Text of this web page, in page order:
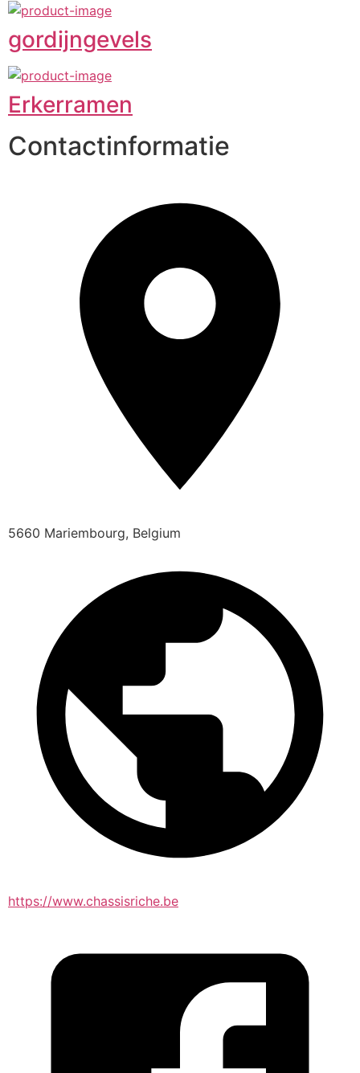
gordijngevels
Erkerramen
Contactinformatie
5660 Mariembourg, Belgium
https://www.chassisriche.be